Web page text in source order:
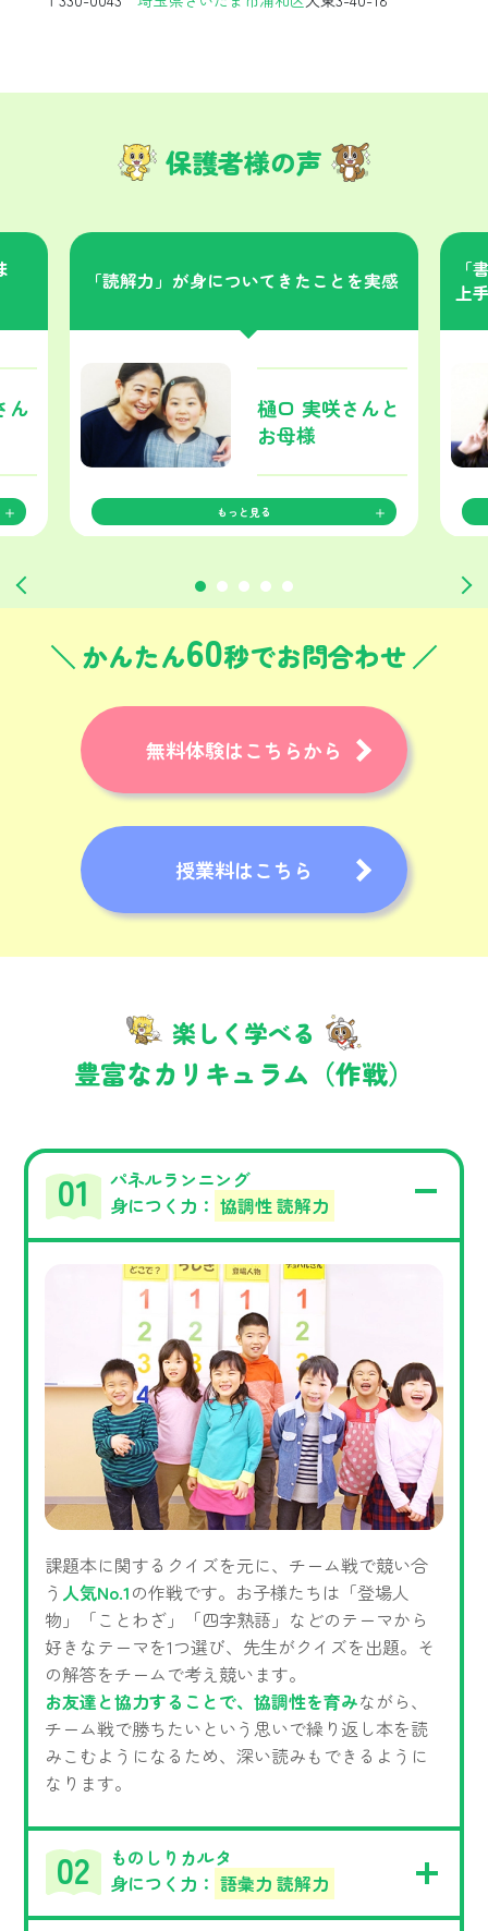
保護者様の声
ん
「読解力」が身についてきたことを実感
樋口 実咲さんと
お母様
もっと見る
「
上
かんたん60秒でお問合わせ
無料体験はこちらから
授業料はこちら
楽しく学べる
豊富なカリキュラム（作戦）
パネルランニング
身につく力： 協調性 読解力
課題本に関するクイズを元に、チーム戦で競い合
う 人気No.1の作戦です。お子様たちは「登場人
物」「ことわざ」「四字熟語」などのテーマから
好きなテーマを1つ選び、先生がクイズを出題。そ
の解答をチームで考え競います。
お友達と協力することで、協調性を育みながら、
チーム戦で勝ちたいという思いで繰り返し本を読
みこむようになるため、深い読みもできるように
なります。
ものしりカルタ
身につく力： 語彙力 読解力